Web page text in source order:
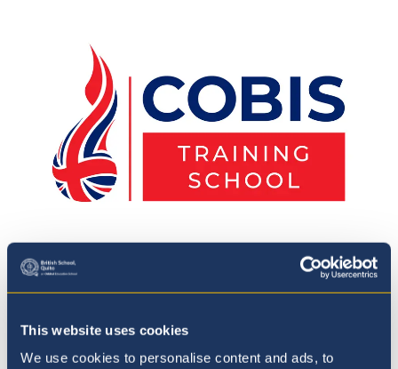
This website uses cookies
We use cookies to personalise content and ads, to